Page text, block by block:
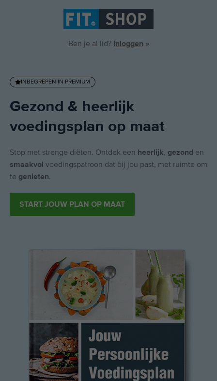
Ben je al lid? Inloggen »
INBEGREPEN IN PREMIUM
Gezond & heerlijk
voedingsplan op maat
Stop met strenge diëten. Ontdek een heerlijk, gezond en
smaakvol voedingspatroon dat bij jou past, met ruimte om
te genieten.
START JOUW PLAN OP MAAT